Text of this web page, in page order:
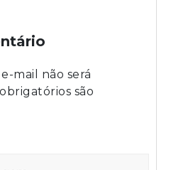
mail não será
são